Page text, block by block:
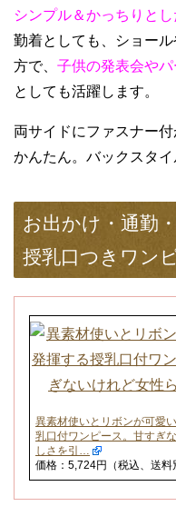
シンプル＆かっちりとし
勤着としても、ショー
方で、 子供の発表会や
としても活躍します。
両サイドにファスナー
かんたん。バックスタ
お出かけ・通勤
授乳口つきワン
異素材使いとリボンが可愛
乳口付ワンピース。甘すぎ
しさを引…
価格：5,724円（税込、送料